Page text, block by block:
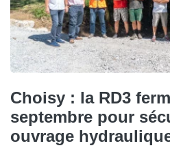
Choisy : la RD3
septembre pour
ouvrage